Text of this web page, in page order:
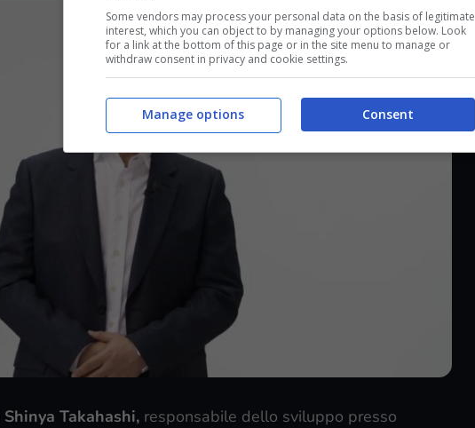
Shinya Takahashi, responsabile dello sviluppo presso
Some vendors may process your personal data on the basis of legitimate
interest, which you can object to by managing your options below. Look
for a link at the bottom of this page or in the site menu to manage or
withdraw consent in privacy and cookie settings.
Consent
Manage options